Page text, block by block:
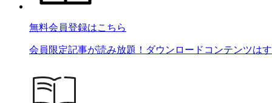
無料会員登録はこちら
会員限定記事が読み放題！ダウンロードコンテンツは